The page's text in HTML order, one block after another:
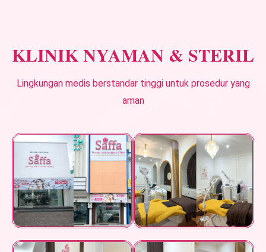
KLINIK NYAMAN & STERIL
Lingkungan medis berstandar tinggi untuk prosedur yang
aman